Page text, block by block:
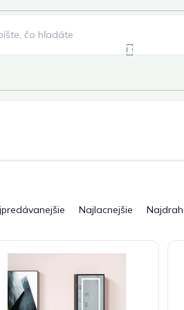
Záhradné grily a ohniská
Pre deti
Najlacnejšie